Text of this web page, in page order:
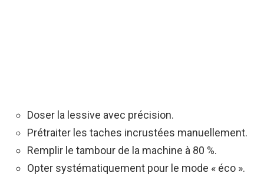
Doser la lessive avec précision.
Prétraiter les taches incrustées manuellement.
Remplir le tambour de la machine à 80 %.
Opter systématiquement pour le mode « éco ».